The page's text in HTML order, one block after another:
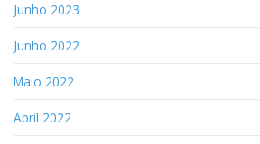
Junho 2023
Junho 2022
Maio 2022
Abril 2022